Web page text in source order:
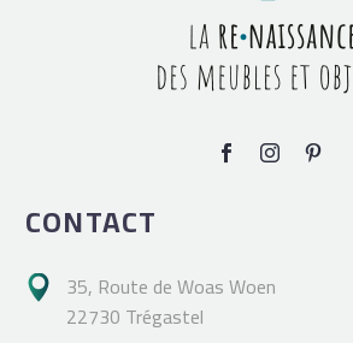
CONTACT
 35, Route de Woas Woen
22730 Trégastel